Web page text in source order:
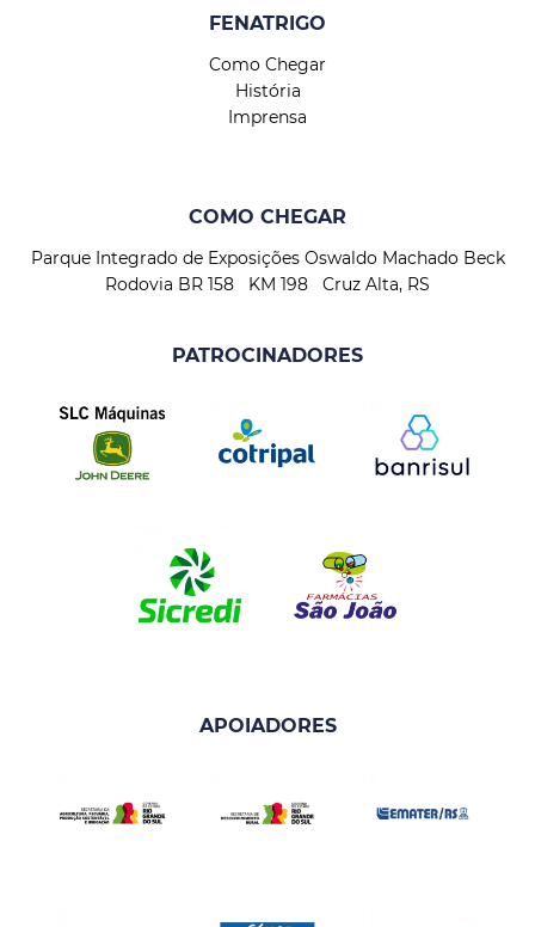
FENATRIGO
Como Chegar
História
Imprensa
COMO CHEGAR
Parque Integrado de Exposições Oswaldo Machado Beck
Rodovia BR 158 KM 198 Cruz Alta, RS
PATROCINADORES
APOIADORES